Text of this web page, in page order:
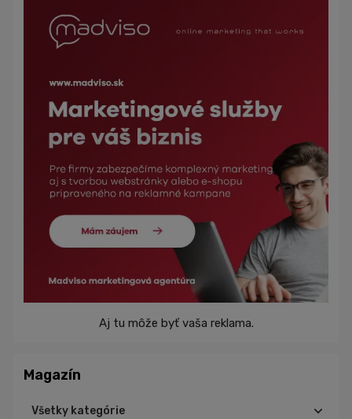
Aj tu môže byť vaša reklama.
Magazín
Všetky kategórie